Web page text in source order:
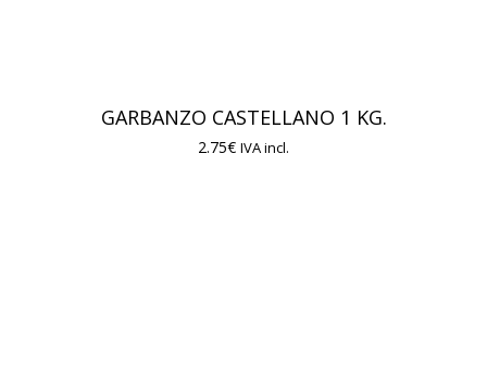
GARBANZO CASTELLANO 1 KG.
2.75€ IVA incl.